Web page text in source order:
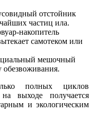
отстойник
частиц ила.
накопитель
самотеком или
мешочный
обезвоживания.
полных циклов
выходе получается
и экологическим